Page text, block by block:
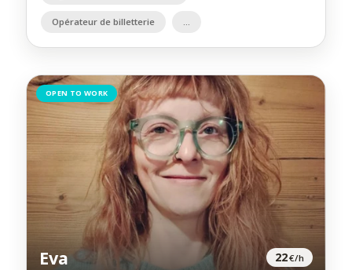
Opérateur de billetterie
OPEN TO WORK
Eva 22€/h